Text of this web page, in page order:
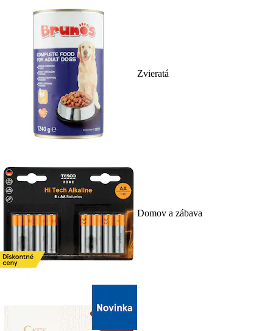
Zvieratá
Domov a zábava